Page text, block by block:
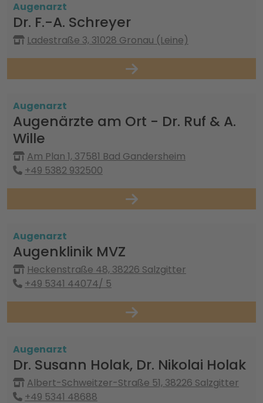
Augenarzt
Dr. F.-A. Schreyer
Ladestraße 3, 31028 Gronau (Leine)
Augenarzt
Augenärzte am Ort - Dr. Ruf & A.
Wille
Am Plan 1, 37581 Bad Gandersheim
+49 5382 932500
Augenarzt
Augenklinik MVZ
Heckenstraße 48, 38226 Salzgitter
+49 5341 44074/ 5
Augenarzt
Dr. Susann Holak, Dr. Nikolai Holak
Albert-Schweitzer-Straße 51, 38226 Salzgitter
+49 5341 48688